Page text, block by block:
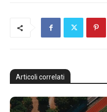
Articoli correlati